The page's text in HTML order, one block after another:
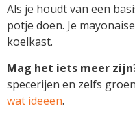
Als je houdt van een
potje doen. Je
koelkast.
Mag het iets meer
specerijen en zelfs
wat ideeën.